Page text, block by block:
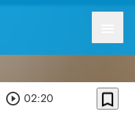
play_circle_outline 02:20 bookmark_border